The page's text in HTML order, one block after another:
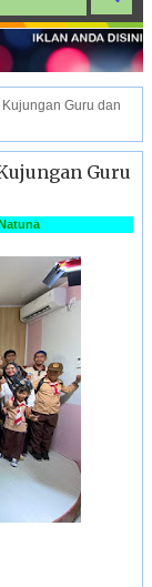
Guru dan
Guru